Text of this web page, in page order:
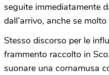
seguite immediatamente
dall’arrivo, anche se
Stesso discorso per le
frammento raccolto in
suonare una cornamusa